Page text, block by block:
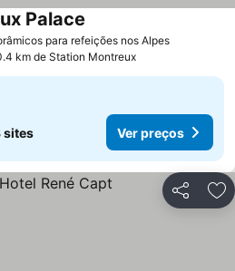
para refeições nos Alpes
Palace
km de Station Montreux
sites Ver preços
Partilhar